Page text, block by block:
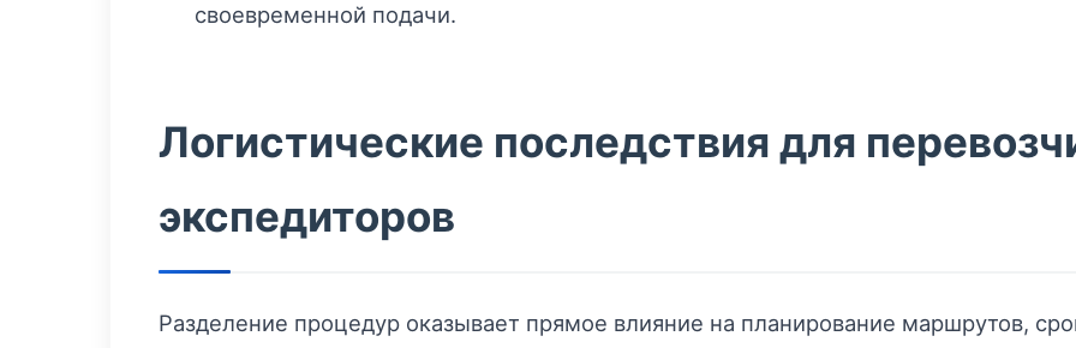
своевременной подачи.
Логистические последствия для
экспедиторов
Разделение процедур оказывает прямое влияние на планирование маршрутов,